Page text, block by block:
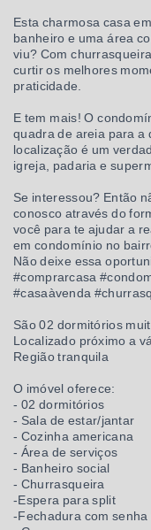
Esta charmosa casa
banheiro e uma área
viu? Com
curtir os melhores
praticidade.
E tem mais! O
quadra de areia para a
localização é um
igreja, padaria e
Se interessou? Então
conosco através do
você para te ajudar a
em condomínio no
Não deixe essa
#comprarcasa
#casaàvenda
São 02 dormitórios
Localizado próximo a
Região tranquila
O imóvel oferece:
- 02 dormitórios
- Sala de estar/jantar
- Cozinha americana
- Área de serviços
- Banheiro social
- Churrasqueira
-Espera para split
-Fechadura com